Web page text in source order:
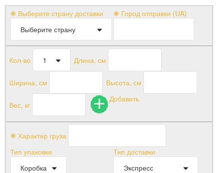
❋ Выберите страну доставки
❋ Город отправки (UA)
Кол-во Длина, см
Ширина, см Высота, см
Вес, кг
Добавить
❋ Характер груза
Тип упаковки
Тип доставки